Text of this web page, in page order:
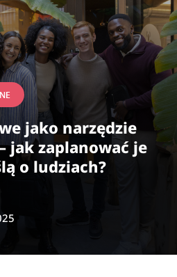
jako narzędzie
jak zaplanować je
o ludziach?